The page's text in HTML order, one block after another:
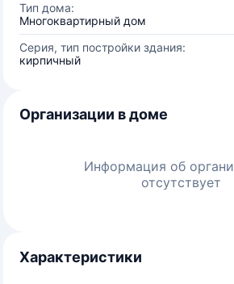
Тип дома:
Многоквартирный дом
Серия, тип постройки здания:
кирпичный
Организации в доме
Информация об
отсутствует
Характеристики